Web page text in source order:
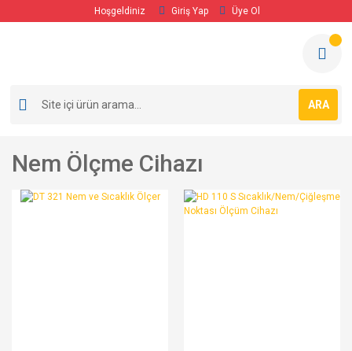
Hoşgeldiniz Giriş Yap Üye Ol
ARA
Nem Ölçme Cihazı